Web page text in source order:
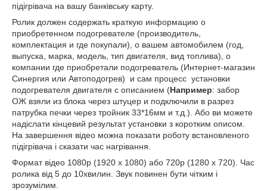
підігрівача на вашу банківську карту.
Ролик должен содержать краткую информацию о
приобретенном подогревателе (производитель,
комплектация и где покупали), о вашем автомобилем (год,
выпуска, марка, модель, тип двигателя, вид топлива), о
компании где приобретали подогреватель (Интернет-магазин
Синергия или Автоподогрев) и сам процесс установки
подогревателя двигателя с описанием (Например: забор
ОЖ взяли из блока через штуцер и подключили в разрез
патрубка печки через тройник 33*16мм и т.д.). Або ви можете
надіслати кінцевий результат установки з коротким описом.
На завершення відео можна показати роботу встановленого
підігрівача і сказати час нагрівання.
Формат відео 1080p (1920 х 1080) або 720p (1280 х 720). Час
ролика від 5 до 10хвилин. Звук повинен бути чітким і
зрозумілим.